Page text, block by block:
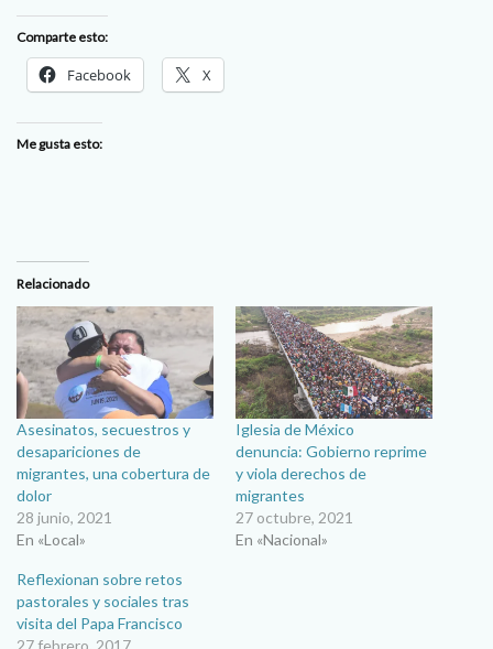
Comparte esto:
Facebook X
Me gusta esto:
Relacionado
Asesinatos, secuestros y
desapariciones de
migrantes, una cobertura de
dolor
28 junio, 2021
En «Local»
Iglesia de México
denuncia: Gobierno reprime
y viola derechos de
migrantes
27 octubre, 2021
En «Nacional»
Reflexionan sobre retos
pastorales y sociales tras
visita del Papa Francisco
27 febrero, 2017